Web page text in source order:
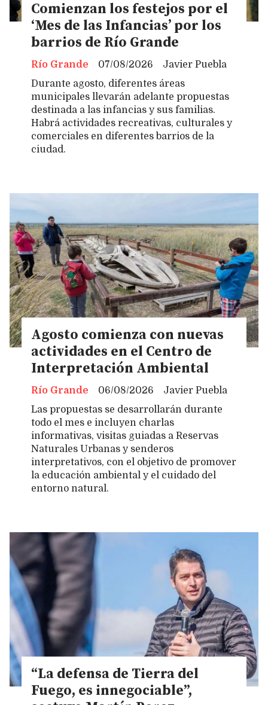
Comienzan los festejos por el
‘Mes de las Infancias’ por los
barrios de Río Grande
Javier Puebla
Río Grande
07/08/2026
Durante agosto, diferentes áreas
municipales llevarán adelante propuestas
destinada a las infancias y sus familias.
Habrá actividades recreativas, culturales y
comerciales en diferentes barrios de la
ciudad.
Agosto comienza con nuevas
actividades en el Centro de
Interpretación Ambiental
Javier Puebla
Río Grande
06/08/2026
Las propuestas se desarrollarán durante
todo el mes e incluyen charlas
informativas, visitas guiadas a Reservas
Naturales Urbanas y senderos
interpretativos, con el objetivo de promover
la educación ambiental y el cuidado del
entorno natural.
“La defensa de Tierra del
Fuego, es innegociable”,